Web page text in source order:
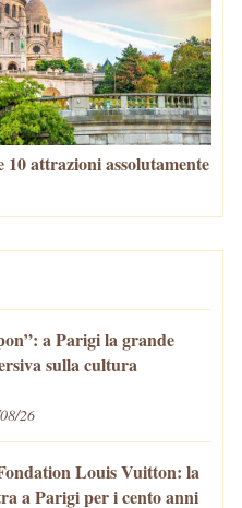
attrazioni assolutamente
a Parigi la grande
sulla cultura
26
Louis Vuitton: la
a Parigi per i cento anni